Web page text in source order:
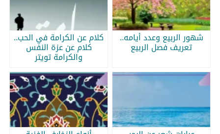
شهور الربيع وعدد أيامه..
تعريف فصل الربيع
كلام عن الكرامة في الحب..
كلام عن عزة النفس
والكرامة تويتر